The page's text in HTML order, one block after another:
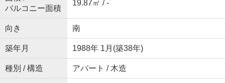
バルコニー面積
19.87㎡ / -
向き 南
築年月 1988年 1月(築38年)
種別 / 構造 アパート / 木造